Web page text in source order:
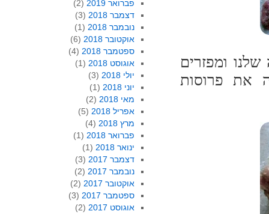
ומפזרים
את פרוסות
פברואר 2019
(2)
דצמבר 2018
(3)
נובמבר 2018
(1)
אוקטובר 2018
(6)
ספטמבר 2018
(4)
אוגוסט 2018
(1)
יולי 2018
(3)
יוני 2018
(1)
מאי 2018
(2)
אפריל 2018
(5)
מרץ 2018
(4)
פברואר 2018
(1)
ינואר 2018
(1)
דצמבר 2017
(3)
נובמבר 2017
(2)
אוקטובר 2017
(2)
ספטמבר 2017
(3)
אוגוסט 2017
(2)